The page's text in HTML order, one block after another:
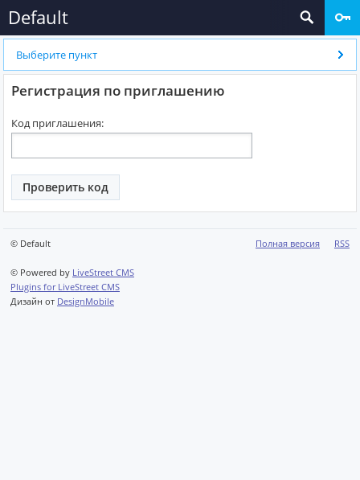
Default
Выберите пункт
Регистрация по приглашению
Код приглашения:
Полная версия RSS
© Default
© Powered by LiveStreet CMS
Plugins for LiveStreet CMS
Дизайн от DesignMobile